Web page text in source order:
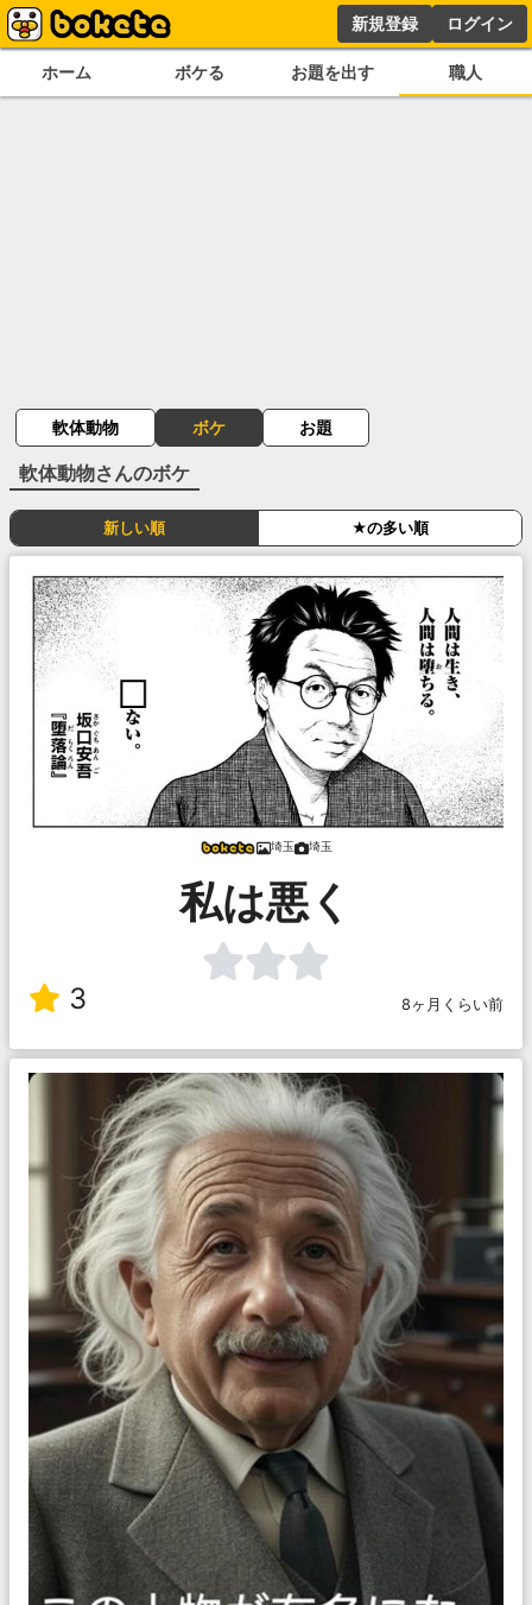
新規登録 ログイン
ホーム ボケる お題を出す 職人
軟体動物 ボケ お題
軟体動物さんのボケ
新しい順 ★の多い順
埼玉 埼玉
私は悪く
3 8ヶ月くらい前